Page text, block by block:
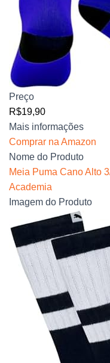
Preço
R$19,90
Mais informações
Comprar na Amazon
Nome do Produto
Meia Puma Cano Alto
Academia
Imagem do Produto